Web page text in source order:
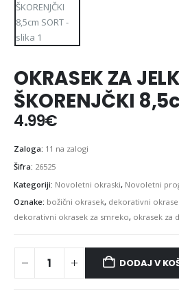
OKRASEK ZA
ŠKORENJČKI
4.99€
Zaloga: 11 na zalogi
Šifra: 26525
Kategoriji: Novoletni okraski, Novoletni
Oznake: božični okrasek, dekorativni
dekorativni okrasek za smreko, okrasek za
DODAJ V